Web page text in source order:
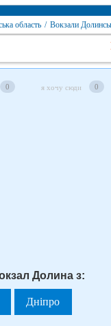
область / Вокзали
0 я хочу сюди 0
Долина з:
Дніпро